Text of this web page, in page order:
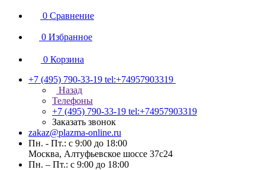
0 Сравнение
0 Избранное
0 Корзина
+7 (495) 790-33-19 tel:+74957903319
Назад
Телефоны
+7 (495) 790-33-19 tel:+74957903319
Заказать звонок
zakaz@plazma-online.ru
Пн. - Пт.: с 9:00 до 18:00
Москва, Алтуфьевское шоссе 37с24
Пн. – Пт.: с 9:00 до 18:00